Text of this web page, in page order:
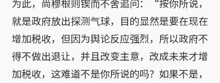
为此，尚穆根则锲而不舍追问：“按你所说，
就是政府放出探测气球，目的显然是要在现在
增加税收，但因为舆论反应强烈，所以政府不
得不做出退让，并且改变主意，改成未来才增
加税收，这难道不是你所说的吗？如果不是，